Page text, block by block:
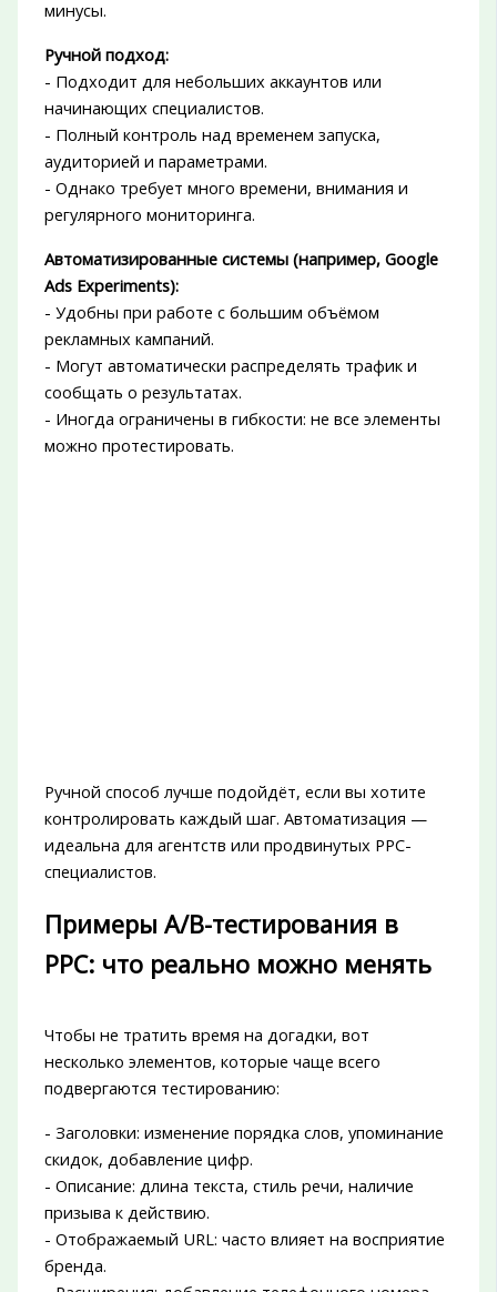
минусы.
Ручной подход:
- Подходит для небольших аккаунтов или
начинающих специалистов.
- Полный контроль над временем запуска,
аудиторией и параметрами.
- Однако требует много времени, внимания и
регулярного мониторинга.
Автоматизированные системы (например, Google
Ads Experiments):
- Удобны при работе с большим объёмом
рекламных кампаний.
- Могут автоматически распределять трафик и
сообщать о результатах.
- Иногда ограничены в гибкости: не все элементы
можно протестировать.
Ручной способ лучше подойдёт, если вы хотите
контролировать каждый шаг. Автоматизация —
идеальна для агентств или продвинутых PPC-
специалистов.
Примеры A/B-тестирования в
PPC: что реально можно менять
Чтобы не тратить время на догадки, вот
несколько элементов, которые чаще всего
подвергаются тестированию:
- Заголовки: изменение порядка слов, упоминание
скидок, добавление цифр.
- Описание: длина текста, стиль речи, наличие
призыва к действию.
- Отображаемый URL: часто влияет на восприятие
бренда.